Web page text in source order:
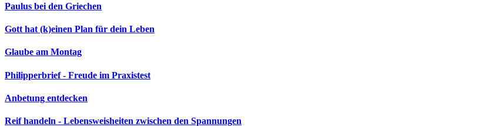
Paulus bei den Griechen
Gott hat (k)einen Plan für dein Leben
Glaube am Montag
Philipperbrief - Freude im Praxistest
Anbetung entdecken
Reif handeln - Lebensweisheiten zwischen den Spannungen